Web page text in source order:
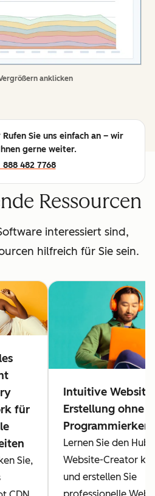
anklicken
Rufen Sie uns einfach an – wir
gerne weiter.
888 482 7768
Ressourcen
interessiert sind,
hilfreich für Sie sein.
für
Sie,
Intuitive
Erstellung ohne
Lernen Sie den
Website-Creator
und erstellen Sie
professionelle